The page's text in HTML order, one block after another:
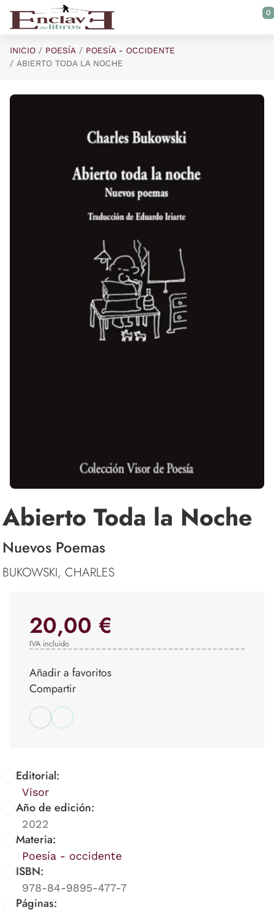
Saltar al contenido principal
0
INICIO POESÍA
POESÍA - OCCIDENTE
ABIERTO TODA LA NOCHE
Abierto Toda la Noche
Nuevos Poemas
BUKOWSKI, CHARLES
Editorial:
Visor
Año de edición:
2022
Materia:
Poesía - occidente
ISBN:
978-84-9895-477-7
Páginas:
20,00 €
IVA incluido
Añadir a favoritos
Compartir